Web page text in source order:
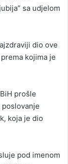
sa udjelom
dio ove
kojima je
prošle
koja je dio
pod imenom